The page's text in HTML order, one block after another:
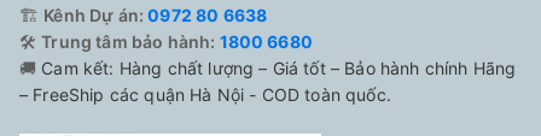
🏗️ Kênh Dự án: 0972 80 6638
🛠️Trung tâm bảo hành: 1800 6680
🚚 Cam kết: Hàng chất lượng – Giá tốt – Bảo hành chính Hãng
– FreeShip các quận Hà Nội - COD toàn quốc.